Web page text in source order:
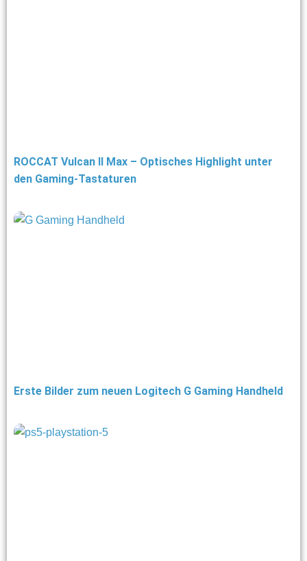
ROCCAT Vulcan II Max – Optisches Highlight unter
den Gaming-Tastaturen
Erste Bilder zum neuen Logitech G Gaming Handheld